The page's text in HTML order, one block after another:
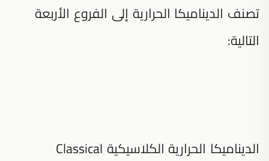
تصنف الديناميكا الحرارية إلى الفروع الأربعة
التالية:
الديناميكا الحرارية الكلاسيكية Classical